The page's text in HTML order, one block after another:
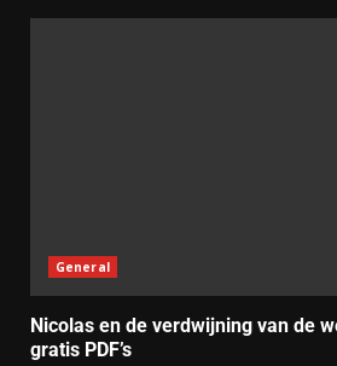
General
Nicolas en de verdwijning van de
gratis PDF’s